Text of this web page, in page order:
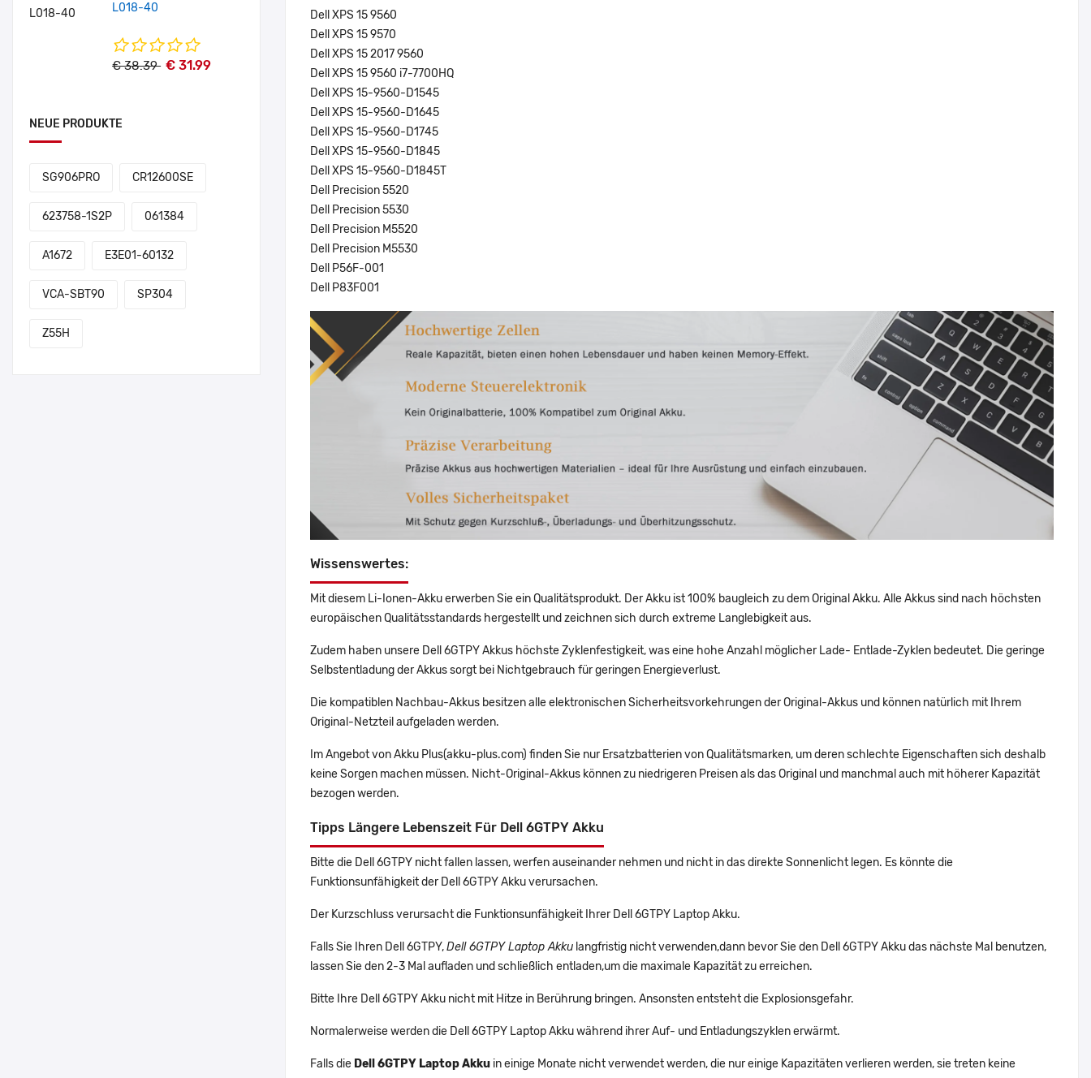
L018-40
€ 38.39 € 31.99
NEUE PRODUKTE
SG906PRO CR12600SE
623758-1S2P 061384
A1672 E3E01-60132
VCA-SBT90 SP304
Z55H
Dell XPS 15 9560
Dell XPS 15 9570
Dell XPS 15 2017 9560
Dell XPS 15 9560 i7-7700HQ
Dell XPS 15-9560-D1545
Dell XPS 15-9560-D1645
Dell XPS 15-9560-D1745
Dell XPS 15-9560-D1845
Dell XPS 15-9560-D1845T
Dell Precision 5520
Dell Precision 5530
Dell Precision M5520
Dell Precision M5530
Dell P56F-001
Dell P83F001
Wissenswertes:
Mit diesem Li-Ionen-Akku erwerben Sie ein Qualitätsprodukt. Der Akku ist 100% baugleich zu dem Original Akku. Alle Akkus sind nach höchsten
europäischen Qualitätsstandards hergestellt und zeichnen sich durch extreme Langlebigkeit aus.
Zudem haben unsere Dell 6GTPY Akkus höchste Zyklenfestigkeit, was eine hohe Anzahl möglicher Lade- Entlade-Zyklen bedeutet. Die geringe
Selbstentladung der Akkus sorgt bei Nichtgebrauch für geringen Energieverlust.
Die kompatiblen Nachbau-Akkus besitzen alle elektronischen Sicherheitsvorkehrungen der Original-Akkus und können natürlich mit Ihrem
Original-Netzteil aufgeladen werden.
Im Angebot von Akku Plus(akku-plus.com) finden Sie nur Ersatzbatterien von Qualitätsmarken, um deren schlechte Eigenschaften sich deshalb
keine Sorgen machen müssen. Nicht-Original-Akkus können zu niedrigeren Preisen als das Original und manchmal auch mit höherer Kapazität
bezogen werden.
Tipps Längere Lebenszeit Für Dell 6GTPY Akku
Bitte die Dell 6GTPY nicht fallen lassen, werfen auseinander nehmen und nicht in das direkte Sonnenlicht legen. Es könnte die
Funktionsunfähigkeit der Dell 6GTPY Akku verursachen.
Der Kurzschluss verursacht die Funktionsunfähigkeit Ihrer Dell 6GTPY Laptop Akku.
Falls Sie Ihren Dell 6GTPY,Dell 6GTPY Laptop Akku langfristig nicht verwenden,dann bevor Sie den Dell 6GTPY Akku das nächste Mal benutzen,
lassen Sie den 2-3 Mal aufladen und schließlich entladen,um die maximale Kapazität zu erreichen.
Bitte Ihre Dell 6GTPY Akku nicht mit Hitze in Berührung bringen. Ansonsten entsteht die Explosionsgefahr.
Normalerweise werden die Dell 6GTPY Laptop Akku während ihrer Auf- und Entladungszyklen erwärmt.
Falls die Dell 6GTPY Laptop Akku in einige Monate nicht verwendet werden, die nur einige Kapazitäten verlieren werden, sie treten keine